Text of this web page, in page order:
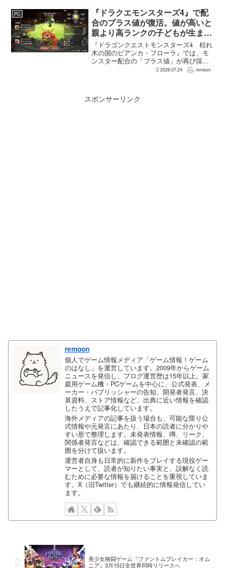
作と変わることで、これまで見られなか
った一面がよ...
PC
『ドラクエモンスターズ4』で配
合のプラス値が復活。値が高いと
親より高ランクの子どもが生まれ
ることも
『ドラゴンクエストモンスターズ4 枯れ
木の国のビアンカ・フローラ』では、モ
ンスター配合の「プラス値」が再び採用
される。配合を繰り返すことで数値が増
2026.07.24 remoon
スポンサーリンク
remoon
個人でゲーム情報メディア「ゲーム情報！ゲーム
のはなし」を運営しています。2009年からゲーム
ニュースを発信し、ブログ運営歴は15年以上。家
庭用ゲーム機・PCゲームを中心に、公式発表、メ
ーカー・パブリッシャーの告知、開発者発言、決
算資料、ストア情報など、出典に近い情報を確認
したうえで記事化しています。
海外メディアの記事を扱う場合も、可能な限り公
式情報や元発言にあたり、日本の読者に分かりや
すい形で整理します。未発表情報、噂、リーク、
関係者発言などは、確認できる範囲と未確認の範
囲を分けて扱います。
運営者自身も日常的に新作をプレイする現役ゲー
マーとして、読者が知りたい事実と、誤解なく読
むために必要な情報を届けることを重視していま
す。X（旧Twitter）でも継続的に情報発信してい
ます。
美少女格闘ゲーム『ファントムブレイカー：オム
ニア』3月15日全世界同時リリースへ